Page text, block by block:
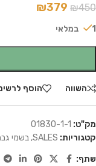
₪450
₪379
1 במלאי
השווה הוסף
מק"ט: 01830-1-1
קטגוריות: SALES
, בשמי
שתף: